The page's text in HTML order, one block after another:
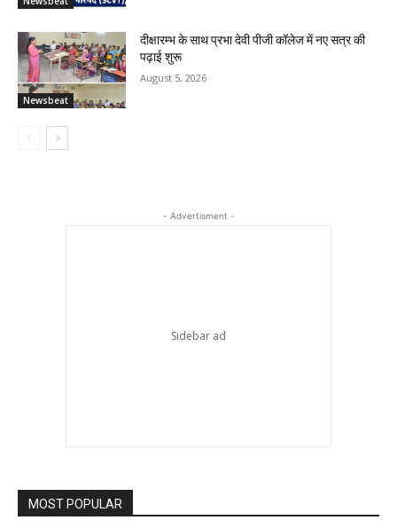
Newsbeat
दीक्षारम्भ के साथ प्रभा देवी पीजी कॉलेज में नए सत्र की
पढ़ाई शुरू
August 5, 2026
- Advertisment -
MOST POPULAR